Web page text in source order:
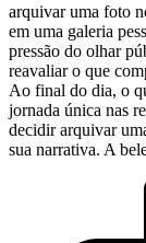
arquivar​ uma foto
em uma galeria
⁣pressão‍ do olhar
reavaliar o que
Ao⁤ final do dia, o
jornada ‍única nas
decidir arquivar
sua narrativa. ​A